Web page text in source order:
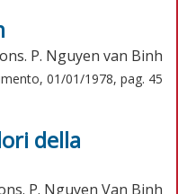
P. Nguyen van Binh
01/01/1978, pag. 45
della
P. Nguyen Van Binh